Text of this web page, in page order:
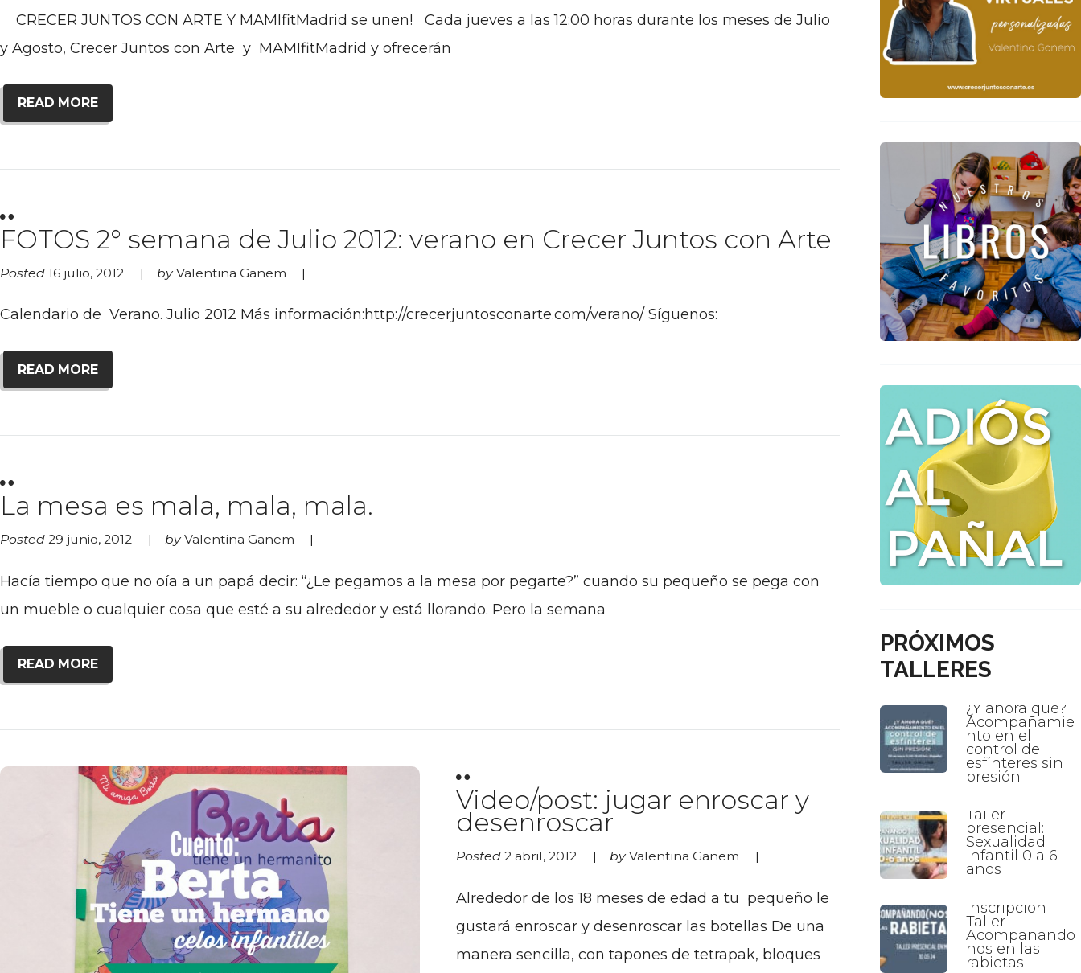
CRECER JUNTOS CON ARTE Y MAMIfitMadrid se unen! Cada jueves a las 12:00 horas durante los meses de Julio
y Agosto, Crecer Juntos con Arte y MAMIfitMadrid y ofrecerán
READ MORE
FOTOS 2° semana de Julio 2012: verano en Crecer Juntos con Arte
Posted 16 julio, 2012 by Valentina Ganem
Calendario de Verano. Julio 2012 Más información:http://crecerjuntosconarte.com/verano/ Síguenos:
READ MORE
La mesa es mala, mala, mala.
Posted 29 junio, 2012 by Valentina Ganem
Hacía tiempo que no oía a un papá decir: “¿Le pegamos a la mesa por pegarte?” cuando su pequeño se pega con
un mueble o cualquier cosa que esté a su alrededor y está llorando. Pero la semana
READ MORE
Video/post: jugar enroscar y
desenroscar
Posted2 abril, 2012 by Valentina Ganem
Alrededor de los 18 meses de edad a tu pequeño le
gustará enroscar y desenroscar las botellas De una
manera sencilla, con tapones de tetrapak, bloques
PRÓXIMOS
TALLERES
¿Y ahora qué?
Acompañamie
nto en el
control de
esfínteres sin
presión
Taller
presencial:
Sexualidad
infantil 0 a 6
años
Inscripción
Taller
Acompañando
nos en las
rabietas